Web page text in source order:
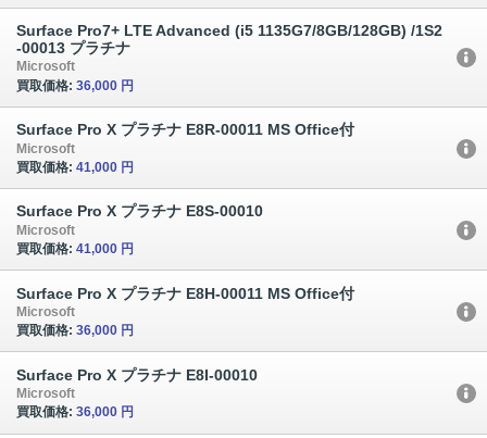
Surface Pro7+ LTE Advanced (i5 1135G7/8GB/128GB) /1S2
-00013 プラチナ
Microsoft
買取価格: 36,000 円
Surface Pro X プラチナ E8R-00011 MS Office付
Microsoft
買取価格: 41,000 円
Surface Pro X プラチナ E8S-00010
Microsoft
買取価格: 41,000 円
Surface Pro X プラチナ E8H-00011 MS Office付
Microsoft
買取価格: 36,000 円
Surface Pro X プラチナ E8I-00010
Microsoft
買取価格: 36,000 円